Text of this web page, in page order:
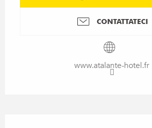
CONTATTATECI
www.atalante-hotel.fr